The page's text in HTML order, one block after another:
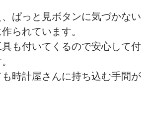
ぱっと見ボタンに気づかない
られています。
も付いてくるので安心して付
時計屋さんに持ち込む手間が